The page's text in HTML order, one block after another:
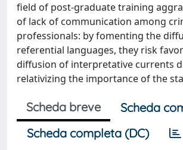
field of post-graduate training
of lack of communication among
professionals: by fomenting the
referential languages, they risk
diffusion of interpretative currents
relativizing the importance of the
Scheda breve
Scheda
Scheda completa (DC)